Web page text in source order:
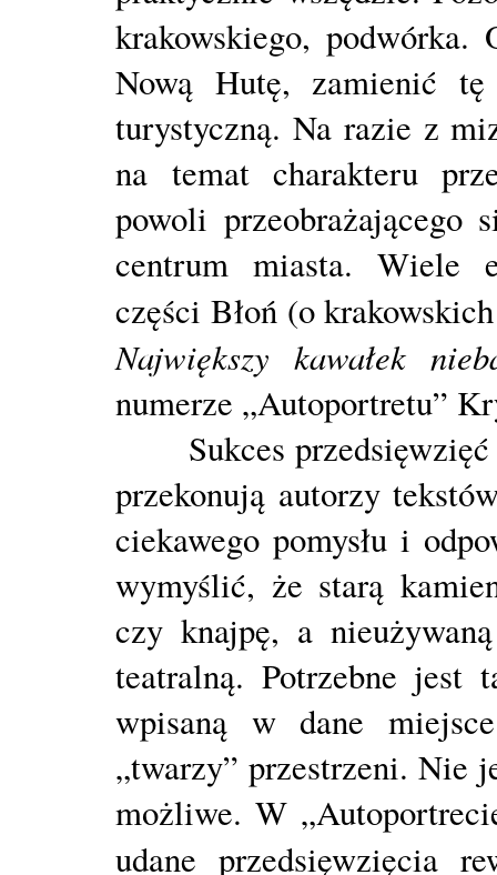
krakowskiego,
Nową Hutę, zamienić
turystyczną. Na razie z
na temat charakteru
powoli przeobrażającego
centrum miasta. Wiele
części Błoń (o
Największy kawałek
numerze „Autoportretu”
Sukces przedsięwzięć
przekonują autorzy
ciekawego pomysłu i
wymyślić, że starą
czy knajpę, a
teatralną. Potrzebne
wpisaną w dane
„twarzy” przestrzeni. Nie
możliwe. W
udane przedsięwzięcia